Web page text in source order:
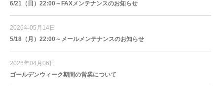
6/21（日）22:00～FAXメンテナンスのお知らせ
2026年05月14日
5/18（月）22:00～メールメンテナンスのお知らせ
2026年04月06日
ゴールデンウィーク期間の営業について